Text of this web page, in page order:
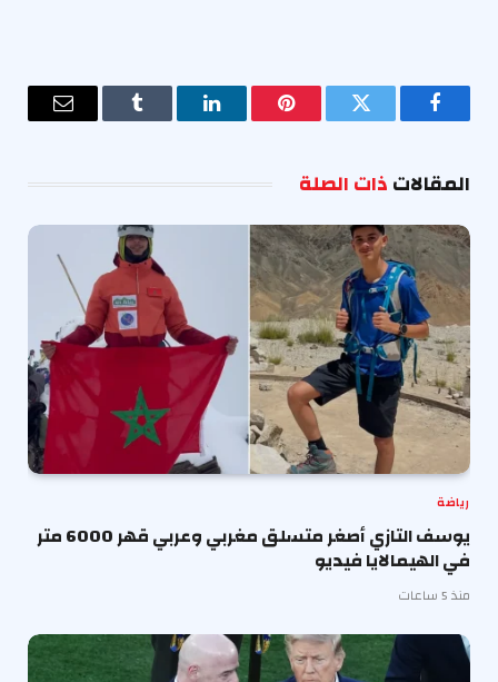
فيسبوك تويتر بينتيريستلينكدإن Tumblr
البريد
المقالاتذات الصلة
رياضة
يوسف التازي أصغر متسلق مغربي وعربي قهر 6000 متر
في الهيمالايا فيديو
منذ 5 ساعات